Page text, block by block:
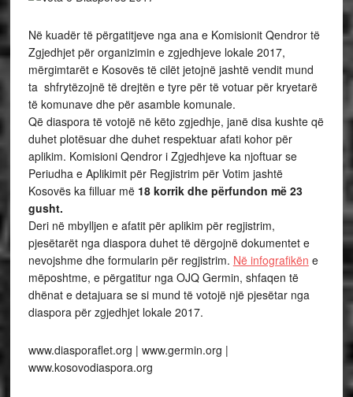
Në kuadër të përgatitjeve nga ana e Komisionit Qendror të
Zgjedhjet për organizimin e zgjedhjeve lokale 2017,
mërgimtarët e Kosovës të cilët jetojnë jashtë vendit mund
ta shfrytëzojnë të drejtën e tyre për të votuar për kryetarë
të komunave dhe për asamble komunale.
Që diaspora të votojë në këto zgjedhje, janë disa kushte që
duhet plotësuar dhe duhet respektuar afati kohor për
aplikim. Komisioni Qendror i Zgjedhjeve ka njoftuar se
Periudha e Aplikimit për Regjistrim për Votim jashtë
Kosovës ka filluar më 18 korrik dhe përfundon më 23
gusht.
Deri në mbylljen e afatit për aplikim për regjistrim,
pjesëtarët nga diaspora duhet të dërgojnë dokumentet e
nevojshme dhe formularin për regjistrim. Në infografikën e
mëposhtme, e përgatitur nga OJQ Germin, shfaqen të
dhënat e detajuara se si mund të votojë një pjesëtar nga
diaspora për zgjedhjet lokale 2017.
www.diasporaflet.org | www.germin.org |
www.kosovodiaspora.org